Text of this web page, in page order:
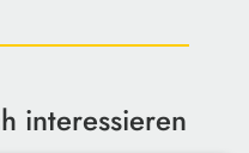
interessieren